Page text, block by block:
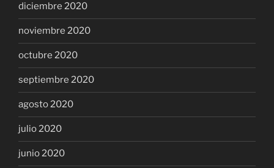
diciembre 2020
noviembre 2020
octubre 2020
septiembre 2020
agosto 2020
julio 2020
junio 2020